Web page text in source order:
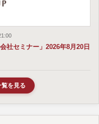
社セミナー」2026年8月20日
を見る